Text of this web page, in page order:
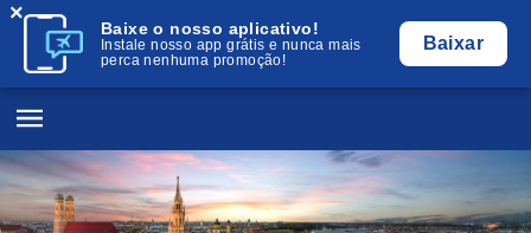
Baixe o nosso aplicativo!
Instale nosso app grátis e nunca mais
perca nenhuma promoção!
Baixar
×